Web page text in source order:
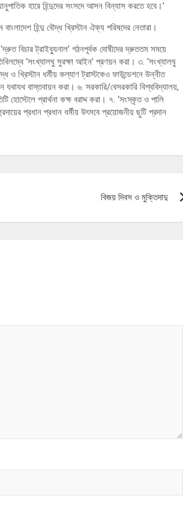
হারে হিন্দুদের সংসদে আসন বিন্যাস করতে হবে।’
হিন্দু বৌদ্ধ খ্রিস্টান ঐক্য পরিষদের নেতারা।
বিচার ট্রাইব্যুনাল’ গঠনপূর্বক দোষীদের দ্রুততম সময়ে
‘সংখ্যালঘু সুরক্ষা আইন’ প্রণয়ন করা। ৩. ‘সংখ্যালঘু
ও খ্রিস্টান ধর্মীয় কল্যাণ ট্রাস্টকেও ফাউন্ডেশনে উন্নীত
বাস্তবায়ন করা। ৬. সরকারি/বেসরকারি বিশ্ববিদ্যালয়,
হোস্টেলে প্রার্থনা কক্ষ বরাদ্দ করা। ৭. ‘সংস্কৃত ও পালি
প্রধান প্রধান ধর্মীয় উৎসবে প্রয়োজনীয় ছুটি প্রদান
বিজয় দিবস ও মুক্তিদাদু